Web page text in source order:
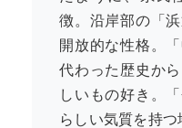
徴。沿岸部の「
開放的な性格。
代わった歴史か
しいもの好き。
らしい気質を持